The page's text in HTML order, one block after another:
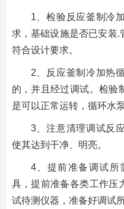
1、检验反应釜制冷
求，基础设施是否已安装.
符合设计要求。
2、反应釜制冷加热
的，并且经过调试。检验
是可以正常运转，循环水
3、注意清理调试反
使其达到干净、明亮。
4、提前准备调试所
具，提前准备各类工作压
试待测仪器，准备好调试